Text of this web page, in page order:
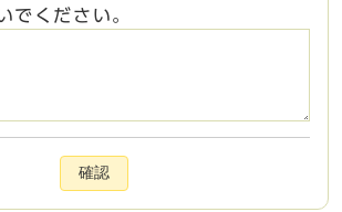
でください。
確認